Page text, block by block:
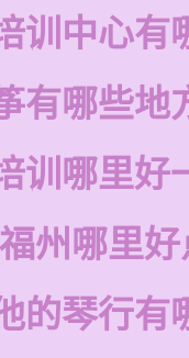
训中心有
有哪些地
训哪里好
州哪里
的琴行有